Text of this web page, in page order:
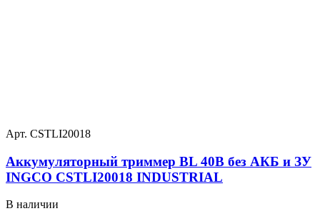
Арт. CSTLI20018
Аккумуляторный триммер BL 40В без АКБ и ЗУ
INGCO CSTLI20018 INDUSTRIAL
В наличии